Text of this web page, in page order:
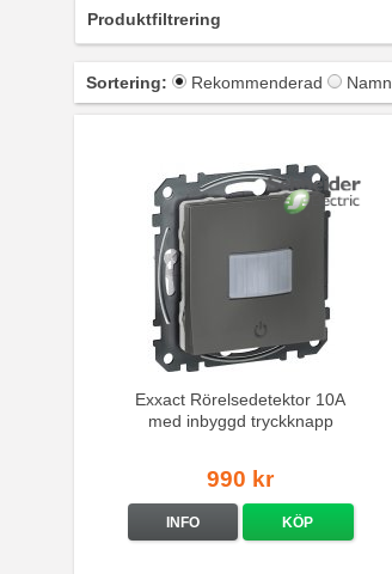
Produktfiltrering
Sortering: Rekommenderad Namn
Exxact Rörelsedetektor 10A
med inbyggd tryckknapp
990 kr
INFO KÖP